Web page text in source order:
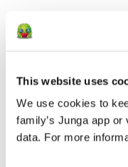
This website uses
We use cookies to
family’s Junga app
data. For more